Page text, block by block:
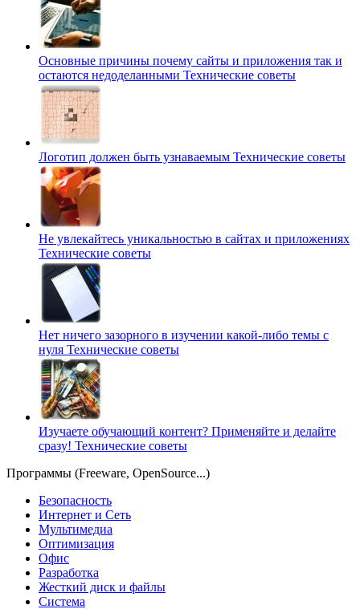
Основные причины почему сайты и приложения так и
остаются недоделанными Технические советы
Логотип должен быть узнаваемым Технические советы
Не увлекайтесь уникальностью в сайтах и приложениях
Технические советы
Нет ничего зазорного в изучении какой-либо темы с
нуля Технические советы
Изучаете обучающий контент? Применяйте и делайте
сразу! Технические советы
Программы (Freeware, OpenSource...)
Безопасность
Интернет и Сеть
Мультимедиа
Оптимизация
Офис
Разработка
Жесткий диск и файлы
Система